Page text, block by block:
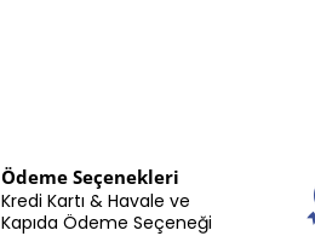
Ödeme Seçenekleri
Kredi Kartı & Havale ve
Kapıda Ödeme Seçeneği